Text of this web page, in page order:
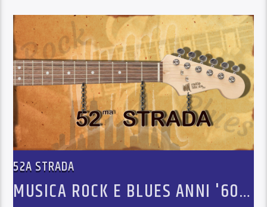
52A STRADA
MUSICA ROCK E BLUES ANNI '60-